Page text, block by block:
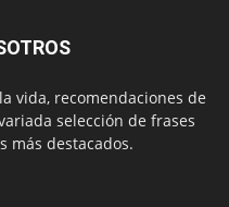
vida, recomendaciones de
selección de frases
más destacados.